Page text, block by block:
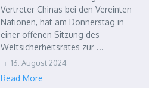
Vertreter Chinas bei den Vereinten
Nationen, hat am Donnerstag in
einer offenen Sitzung des
Weltsicherheitsrates zur ...
16. August 2024
Read More